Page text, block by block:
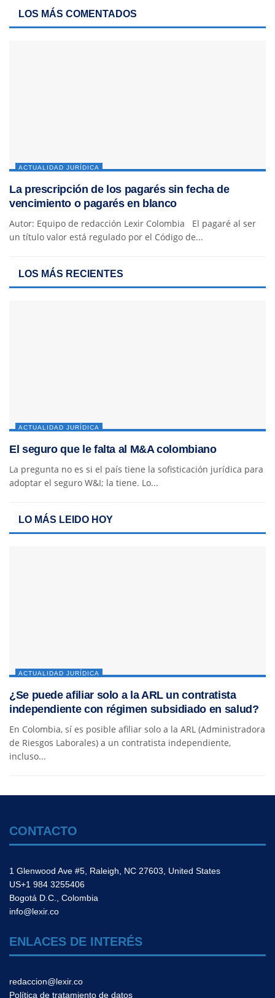
LOS MÁS COMENTADOS
ACTUALIDAD JURÍDICA
La prescripción de los pagarés sin fecha de
vencimiento o pagarés en blanco
Autor: Equipo de redacción Lexir Colombia El pagaré al ser
un título valor está regulado por el Código de...
LOS MÁS RECIENTES
ACTUALIDAD JURÍDICA
El seguro que le falta al M&A colombiano
La pregunta no es si el país tiene la sofisticación jurídica para
adoptar el seguro W&I; la tiene. Lo...
LO MÁS LEIDO HOY
ACTUALIDAD JURÍDICA
¿Se puede afiliar solo a la ARL un contratista
independiente con régimen subsidiado en salud?
En Colombia, sí es posible afiliar solo a la ARL (Administradora
de Riesgos Laborales) a un contratista independiente,
incluso...
CONTACTO
1 Glenwood Ave #5, Raleigh, NC 27603, United States
US+1 984 3255406
Bogotá D.C., Colombia
info@lexir.co
ENLACES DE INTERÉS
redaccion@lexir.co
Política de tratamiento de datos